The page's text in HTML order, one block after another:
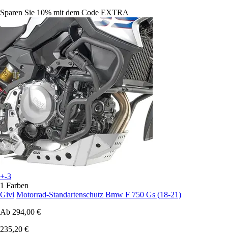
Sparen Sie 10% mit dem Code EXTRA
+-3
1 Farben
Givi Motorrad-Standartenschutz Bmw F 750 Gs (18-21)
Ab 294,00 €
235,20 €